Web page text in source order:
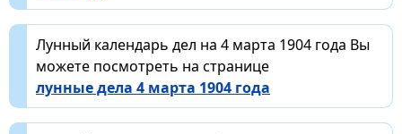
Лунный календарь дел на 4 марта 1904 года Вы
можете посмотреть на странице
лунные дела 4 марта 1904 года